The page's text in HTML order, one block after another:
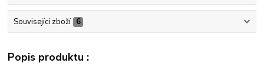
Související zboží 6
Popis produktu :